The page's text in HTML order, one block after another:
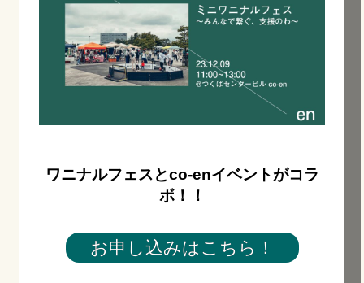
ワニナルフェスとco-enイベントがコラ
ボ！！
お申し込みはこちら！